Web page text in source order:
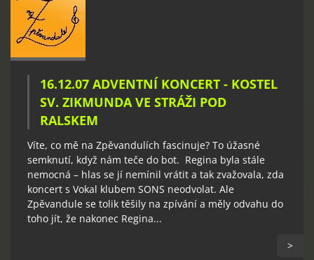
16.12.07 ADVENTNÍ KONCERT - KOSTEL
SV. ZIKMUNDA VE STRÁŽI POD
RALSKEM
Víte, co mě na Zpěvandulích fascinuje? To úžasné
semknutí, když nám teče do bot. Regina byla stále
nemocná – hlas se jí nemínil vrátit a tak zvažovala, zda
koncert s Vokal klubem SONS neodvolat. Ale
Zpěvandule se tolik těšily na zpívání a měly odvahu do
toho jít, že nakonec Regina...
>